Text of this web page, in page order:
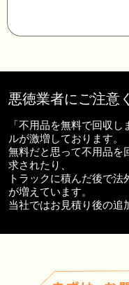
悪徳業者にご注意
「不用品を無料で回収
ルが激増しております。
無料だと思って不用品を
求されたり、
トラックに積んだ後で
が増えています。
当社ではお見積り後の追